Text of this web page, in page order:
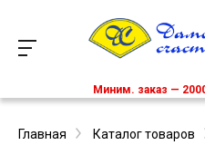
Миним. заказ —
Главная
Каталог товаров